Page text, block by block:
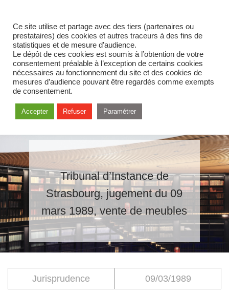
Tribunal d’Instance de
Strasbourg, jugement du 09
mars 1989, vente de meubles
Jurisprudence 09/03/1989
Ce site utilise et partage avec des tiers (partenaires ou
prestataires) des cookies et autres traceurs à des fins de
statistiques et de mesure d’audience.
Le dépôt de ces cookies est soumis à l’obtention de votre
consentement préalable à l’exception de certains cookies
nécessaires au fonctionnement du site et des cookies de
mesures d’audience pouvant être regardés comme exempts
de consentement.
Accepter Refuser Paramétrer